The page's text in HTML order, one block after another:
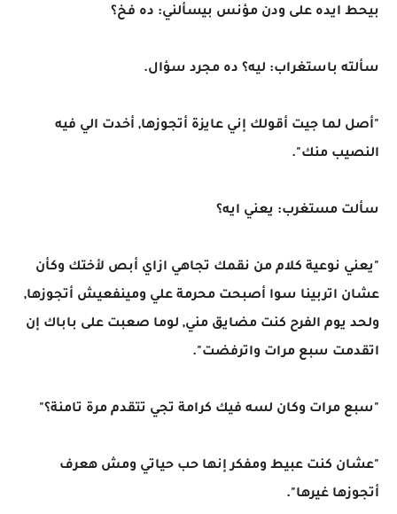
بيحط ايده على ودن مؤنس بيسألني: ده فخ؟
سألته باستغراب: ليه؟ ده مجرد سؤال.
"أصل لما جيت أقولك إني عايزة أتجوزها, أخدت الي فيه
النصيب منك".
سألت مستغرب: يعني ايه؟
"يعني نوعية كلام من نقمك تجاهي ازاي أبص لأختك وكأن
عشان اتربينا سوا أصبحت محرمة علي ومينفعيش أتجوزها,
ولحد يوم الفرح كنت مضايق مني, لوما صعبت على باباك إن
اتقدمت سبع مرات واترفضت".
"سبع مرات وكان لسه فيك كرامة تجي تتقدم مرة تامنة؟"
"عشان كنت عبيط ومفكر إنها حب حياتي ومش هعرف
أتجوزها غيرها".